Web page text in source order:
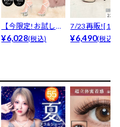
【今限定!お試し価
格】[15cmヒール...
¥6,028(税込)
7/23再販
ール]ビジュ...
¥6,490(税込)